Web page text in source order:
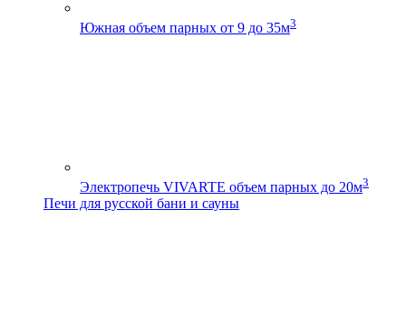
Южная объем парных от 9 до 35м3
Электропечь VIVARTE объем парных до 20м3
Печи для русской бани и сауны